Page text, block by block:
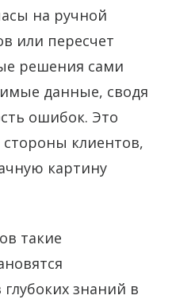
на ручной
или пересчет
решения сами
данные, сводя
ошибок. Это
клиентов,
картину
такие
знаний в